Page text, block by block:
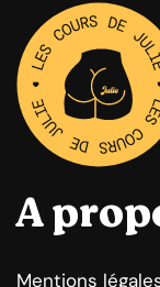
A
Mentions